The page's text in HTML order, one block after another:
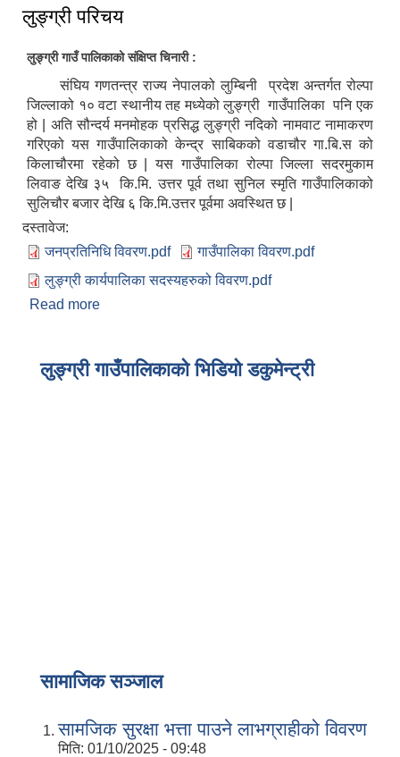
लुङ्ग्री परिचय
लुङ्ग्री गाउँ पालिकाको संक्षिप्त चिनारी :
संघिय गणतन्त्र राज्य नेपालको लुम्बिनी प्रदेश अन्तर्गत रोल्पा
जिल्लाको १० वटा स्थानीय तह मध्येको लुङ्ग्री गाउँपालिका पनि एक
हो | अति सौन्दर्य मनमोहक प्रसिद्ध लुङ्ग्री नदिको नामवाट नामाकरण
गरिएको यस गाउँपालिकाको केन्द्र साबिकको वडाचौर गा.बि.स को
किलाचौरमा रहेको छ | यस गाउँपालिका रोल्पा जिल्ला सदरमुकाम
लिवाङ देखि ३५ कि.मि. उत्तर पूर्व तथा सुनिल स्मृति गाउँपालिकाको
सुलिचौर बजार देखि ६ कि.मि.उत्तर पूर्वमा अवस्थित छ |
दस्तावेज:
जनप्रतिनिधि विवरण.pdf
गाउँपालिका विवरण.pdf
लुङ्ग्री कार्यपालिका सदस्यहरुको विवरण.pdf
Read more
लुङ्ग्री गाउँपालिकाको भिडियो डकुमेन्ट्री
सामाजिक सञ्जाल
सामजिक सुरक्षा भत्ता पाउने लाभग्राहीको विवरण
मिति: 01/10/2025 - 09:48